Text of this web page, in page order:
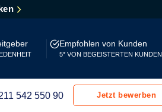
Empfohlen von Kunden
5* VON BEGEISTERTEN KUNDEN
542 550 90 Jetzt bewerben